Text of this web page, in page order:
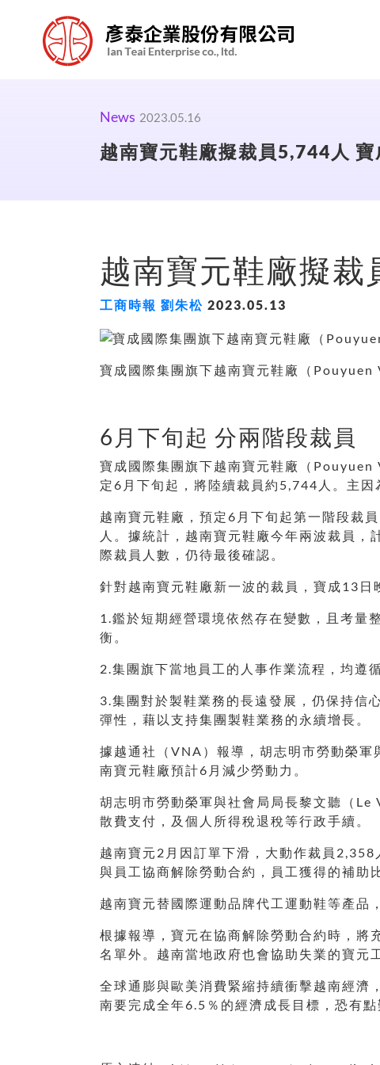
News 2023.05.16
越南寶元鞋廠擬裁員5,744人
越南寶元鞋廠擬
工商時報 劉朱松 2023.05.13
寶成國際集團旗下越南寶元鞋廠（
6月下旬起 分兩階段裁員
寶成國際集團旗下越南寶元鞋廠（
定6月下旬起，將陸續裁員約5,744人。主因
越南寶元鞋廠，預定6月下旬起第一階段裁
人。據統計，越南寶元鞋廠今年兩波裁員
際裁員人數，仍待最後確認。
針對越南寶元鞋廠新一波的裁員，寶成13日
1.鑑於短期經營環境依然存在變數，且考量
衡。
2.集團旗下當地員工的人事作業流程，均遵
3.集團對於製鞋業務的長遠發展，仍保持信
彈性，藉以支持集團製鞋業務的永續增長。
據越通社（VNA）報導，胡志明市勞動榮
南寶元鞋廠預計6月減少勞動力。
胡志明市勞動榮軍與社會局局長黎文聽（
散費支付，及個人所得稅退稅等行政手續。
越南寶元2月因訂單下滑，大動作裁員
與員工協商解除勞動合約，員工獲得的補助
越南寶元替國際運動品牌代工運動鞋等產品
根據報導，寶元在協商解除勞動合約時，將
名單外。越南當地政府也會協助失業的寶元
全球通膨與歐美消費緊縮持續衝擊越南經
南要完成全年6.5％的經濟成長目標，恐有